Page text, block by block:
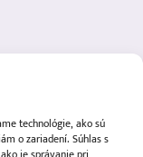
technológie, ako sú
o zariadení. Súhlas s